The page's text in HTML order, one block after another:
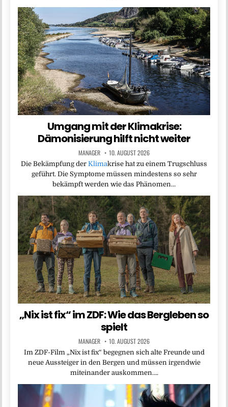
Umgang mit der Klimakrise:
Dämonisierung hilft nicht weiter
MANAGER 10. AUGUST 2026
Die Bekämpfung der Klimakrise hat zu einem Trugschluss
geführt. Die Symptome müssen mindestens so sehr
bekämpft werden wie das Phänomen…
„Nix ist fix“ im ZDF: Wie das Bergleben so
spielt
MANAGER 10. AUGUST 2026
Im ZDF-Film „Nix ist fix“ begegnen sich alte Freunde und
neue Aussteiger in den Bergen und müssen irgendwie
miteinander auskommen….